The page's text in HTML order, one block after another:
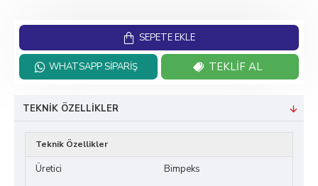
SEPETE EKLE
WHATSAPP SIPARIŞ TEKLIF AL
TEKNIK ÖZELLIKLER
Teknik Özellikler
Üretici
Bimpeks